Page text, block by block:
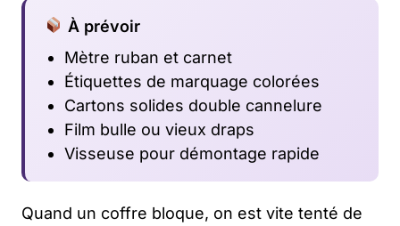
À prévoir
Mètre ruban et carnet
Étiquettes de marquage colorées
Cartons solides double cannelure
Film bulle ou vieux draps
Visseuse pour démontage rapide
Quand un coffre bloque, on est vite tenté de